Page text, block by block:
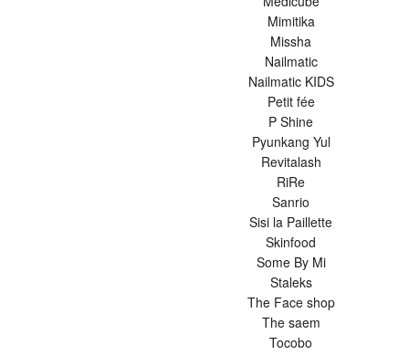
Mimitika
Missha
Nailmatic
Nailmatic KIDS
Petit fée
P Shine
Pyunkang Yul
Revitalash
RiRe
Sanrio
Sisi la Paillette
Skinfood
Some By Mi
Staleks
The Face shop
The saem
Tocobo